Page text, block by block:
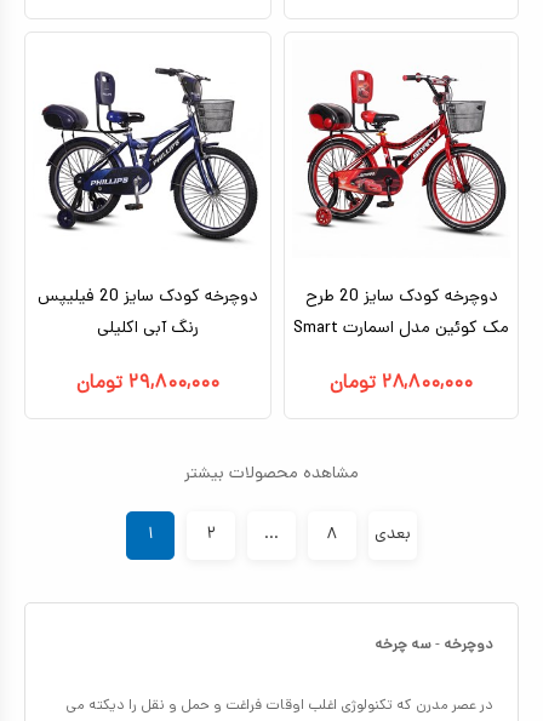
دوچرخه کودک سایز 20 طرح
مک‌ کوئین مدل اسمارت Smart
۲۸,۸۰۰,۰۰۰ تومان
دوچرخه کودک سایز 20 فیلیپس
رنگ آبی اکلیلی
۲۹,۸۰۰,۰۰۰ تومان
مشاهده محصولات بیشتر
۱ ۲ ... ۸ بعدی
دوچرخه -سه چرخه
در عصر مدرن که تکنولوژی اغلب اوقات فراغت و حمل و نقل را دیکته می